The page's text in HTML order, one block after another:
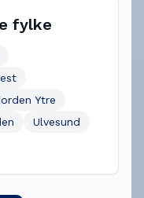
fylke
Ytre
Ulvesund